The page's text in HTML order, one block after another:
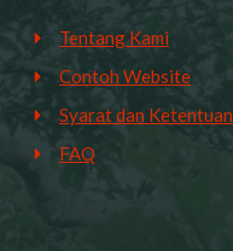
Tentang Kami
Contoh Website
Syarat dan Ketentuan
FAQ